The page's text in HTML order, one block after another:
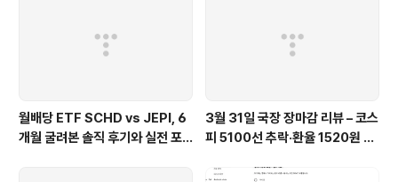
월배당 ETF SCHD vs JEPI, 6
개월 굴려본 솔직 후기와 실전 포
3월 31일 국장 장마감 리뷰 – 코스
피 5100선 추락·환율 1520원 fe